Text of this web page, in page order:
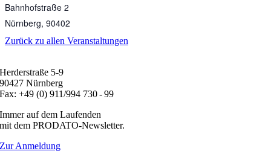
Bahnhofstraße 2
Nürnberg, 90402
Zurück zu allen Veranstaltungen
Herderstraße 5-9
90427 Nürnberg
Fax: +49 (0) 911/994 730 - 99
Immer auf dem Laufenden
mit dem PRODATO-Newsletter.
Zur Anmeldung